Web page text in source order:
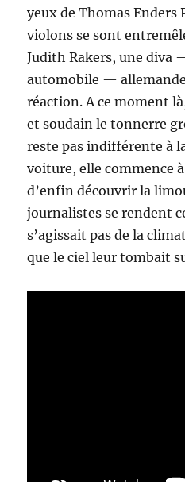
yeux de Thomas Enders
violons se sont
Judith Rakers, une diva
automobile —
réaction. A ce moment
et soudain le tonnerre
reste pas indifférente à
voiture, elle commence
d’enfin découvrir la
journalistes se rendent
s’agissait pas de la
que le ciel leur tombait